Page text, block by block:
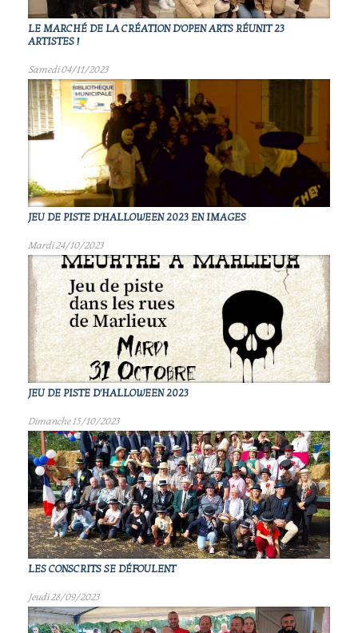
LE MARCHÉ DE LA CRÉATION D'OPEN ARTS RÉUNIT 23
ARTISTES !
Samedi 04/11/2023
JEU DE PISTE D'HALLOWEEN 2023 EN IMAGES
Mardi 24/10/2023
JEU DE PISTE D'HALLOWEEN 2023
Dimanche 15/10/2023
LES CONSCRITS SE DÉFOULENT
Jeudi 28/09/2023